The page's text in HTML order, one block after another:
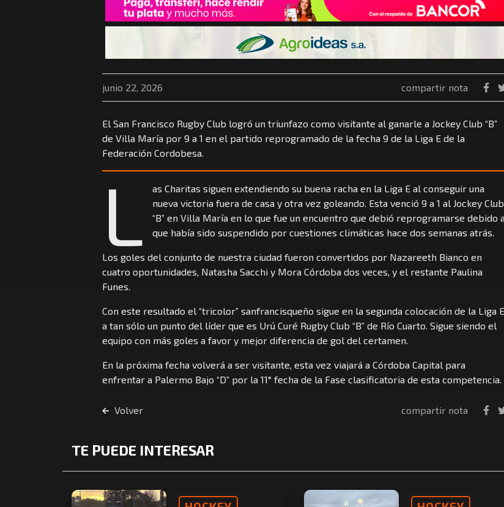
junio 22, 2026 compartir nota
El San Francisco Rugby Club logró un triunfazo como visitante al ganarle a Jockey Club “B”
de Villa María por 9 a 1 en el partido reprogramado de la fecha 9 de la Liga E de la
Federación Cordobesa.
L
as Charitas siguen extendiendo su buena racha en la Liga E al conseguir una
nueva victoria fuera de casa y otra vez goleando. Esta venció 9 a 1 al Jockey Club
“B” en Villa María en lo que fue un encuentro que debió reprogramarse debido a
que había sido suspendido por cuestiones climáticas hace dos semanas atrás.
Los goles del conjunto de nuestra ciudad fueron convertidos por Nazareeth Bianco en
cuatro oportunidades, Natasha Sacchi y Mora Córdoba dos veces, y el restante Paulina
Funes.
Con este resultado el “tricolor” sanfrancisqueño sigue en la segunda colocación de la Liga E
a tan sólo un punto del líder que es Urú Curé Rugby Club “B” de Río Cuarto. Sigue siendo el
equipo con más goles a favor y mejor diferencia de gol del certamen.
En la próxima fecha volverá a ser visitante, esta vez viajará a Córdoba Capital para
enfrentar a Palermo Bajo “D” por la 11° fecha de la Fase clasificatoria de esta competencia.
Volver compartir nota
TE PUEDE INTERESAR